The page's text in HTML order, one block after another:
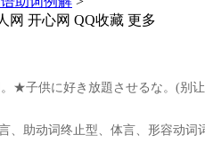
网 开心网 QQ收藏 更多
★子供に好き放題させるな。(别让
、助动词终止型、体言、形容动词